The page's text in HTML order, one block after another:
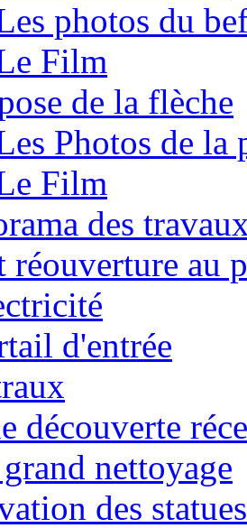
photos du
Film
de la flèche
Photos de la
Film
des
réouverture au
d'entrée
découverte
nettoyage
des statues